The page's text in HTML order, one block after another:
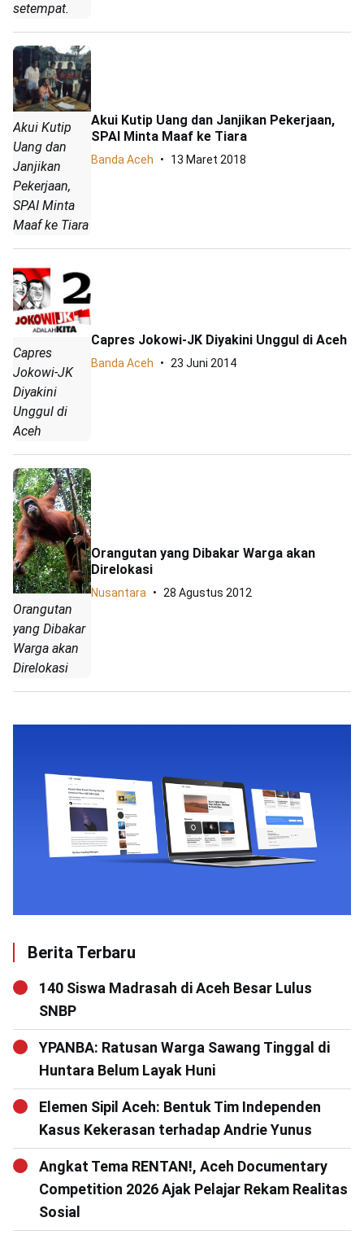
setempat.
Akui Kutip
Uang dan
Janjikan
Pekerjaan,
SPAI Minta
Maaf ke Tiara
Akui Kutip Uang dan Janjikan Pekerjaan,
SPAI Minta Maaf ke Tiara
Banda Aceh 13 Maret 2018
Capres
Jokowi-JK
Diyakini
Unggul di
Aceh
Capres Jokowi-JK Diyakini Unggul di Aceh
Banda Aceh 23 Juni 2014
Orangutan
yang Dibakar
Warga akan
Direlokasi
Orangutan yang Dibakar Warga akan
Direlokasi
Nusantara 28 Agustus 2012
Berita Terbaru
140 Siswa Madrasah di Aceh Besar Lulus
SNBP
YPANBA: Ratusan Warga Sawang Tinggal di
Huntara Belum Layak Huni
Elemen Sipil Aceh: Bentuk Tim Independen
Kasus Kekerasan terhadap Andrie Yunus
Angkat Tema RENTAN!, Aceh Documentary
Competition 2026 Ajak Pelajar Rekam Realitas
Sosial